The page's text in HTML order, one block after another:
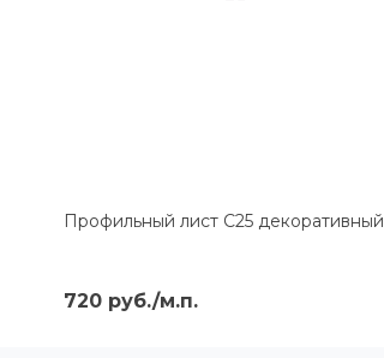
Профильный лист С25 декоративный
720 руб./м.п.